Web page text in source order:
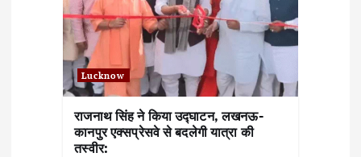
Lucknow
राजनाथ सिंह ने किया उद्घाटन, लखनऊ-
कानपुर एक्सप्रेसवे से बदलेगी यात्रा की
तस्वीर: